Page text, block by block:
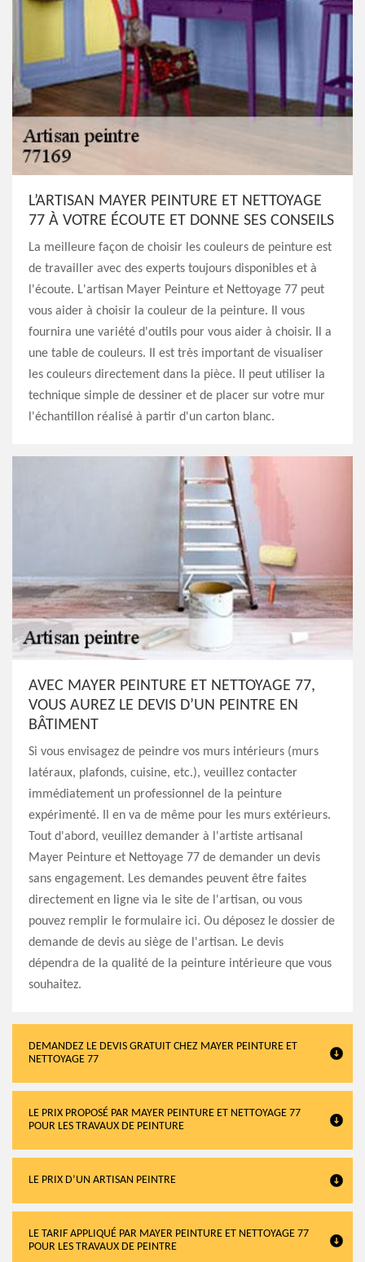
L’ARTISAN MAYER PEINTURE ET NETTOYAGE
77 À VOTRE ÉCOUTE ET DONNE SES CONSEILS
La meilleure façon de choisir les couleurs de peinture est
de travailler avec des experts toujours disponibles et à
l'écoute. L'artisan Mayer Peinture et Nettoyage 77 peut
vous aider à choisir la couleur de la peinture. Il vous
fournira une variété d'outils pour vous aider à choisir. Il a
une table de couleurs. Il est très important de visualiser
les couleurs directement dans la pièce. Il peut utiliser la
technique simple de dessiner et de placer sur votre mur
l'échantillon réalisé à partir d'un carton blanc.
AVEC MAYER PEINTURE ET NETTOYAGE 77,
VOUS AUREZ LE DEVIS D’UN PEINTRE EN
BÂTIMENT
Si vous envisagez de peindre vos murs intérieurs (murs
latéraux, plafonds, cuisine, etc.), veuillez contacter
immédiatement un professionnel de la peinture
expérimenté. Il en va de même pour les murs extérieurs.
Tout d'abord, veuillez demander à l'artiste artisanal
Mayer Peinture et Nettoyage 77 de demander un devis
sans engagement. Les demandes peuvent être faites
directement en ligne via le site de l'artisan, ou vous
pouvez remplir le formulaire ici. Ou déposez le dossier de
demande de devis au siège de l'artisan. Le devis
dépendra de la qualité de la peinture intérieure que vous
souhaitez.
DEMANDEZ LE DEVIS GRATUIT CHEZ MAYER PEINTURE ET
NETTOYAGE 77
LE PRIX PROPOSÉ PAR MAYER PEINTURE ET NETTOYAGE 77
POUR LES TRAVAUX DE PEINTURE
LE PRIX D’UN ARTISAN PEINTRE
LE TARIF APPLIQUÉ PAR MAYER PEINTURE ET NETTOYAGE 77
POUR LES TRAVAUX DE PEINTRE